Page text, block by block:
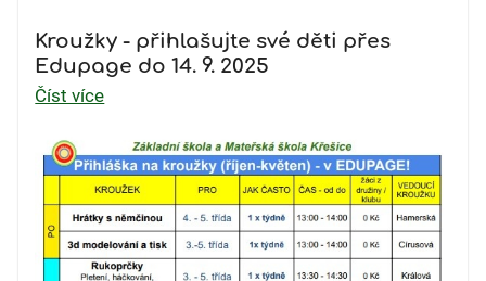
Kroužky - přihlašujte své děti přes
Edupage do 14. 9. 2025
Číst více